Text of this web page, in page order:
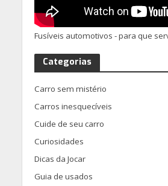
Fusíveis automotivos - para que
Categorias
Carro sem mistério
Carros inesquecíveis
Cuide de seu carro
Curiosidades
Dicas da Jocar
Guia de usados